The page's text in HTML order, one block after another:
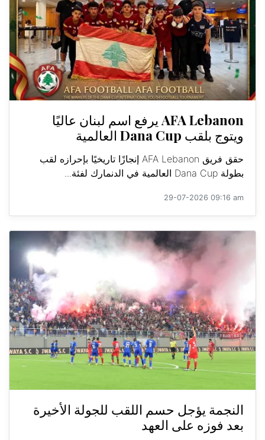
AFA Lebanon يرفع اسم لبنان عاليًا
ويتوج بلقب Dana Cup العالمية
حقق فريق AFA Lebanon إنجازًا تاريخيًا بإحرازه لقب
بطولة Dana Cup العالمية في الدنمارك لفئة...
29-07-2026 09:16 am
النجمة يؤجل حسم اللقب للجولة الأخيرة
بعد فوزه على العهد